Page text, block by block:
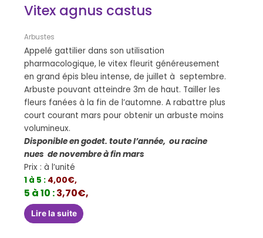
Vitex agnus castus
Arbustes
Appelé gattilier dans son utilisation
pharmacologique, le vitex fleurit généreusement
en grand épis bleu intense, de juillet à septembre.
Arbuste pouvant atteindre 3m de haut. Tailler les
fleurs fanées à la fin de l’automne. A rabattre plus
court courant mars pour obtenir un arbuste moins
volumineux.
Disponible en godet. toute l’année, ou racine
nues de novembre à fin mars
Prix : à l’unité
1 à 5 : 4,00€,
5 à 10 :3,70€,
Lire la suite